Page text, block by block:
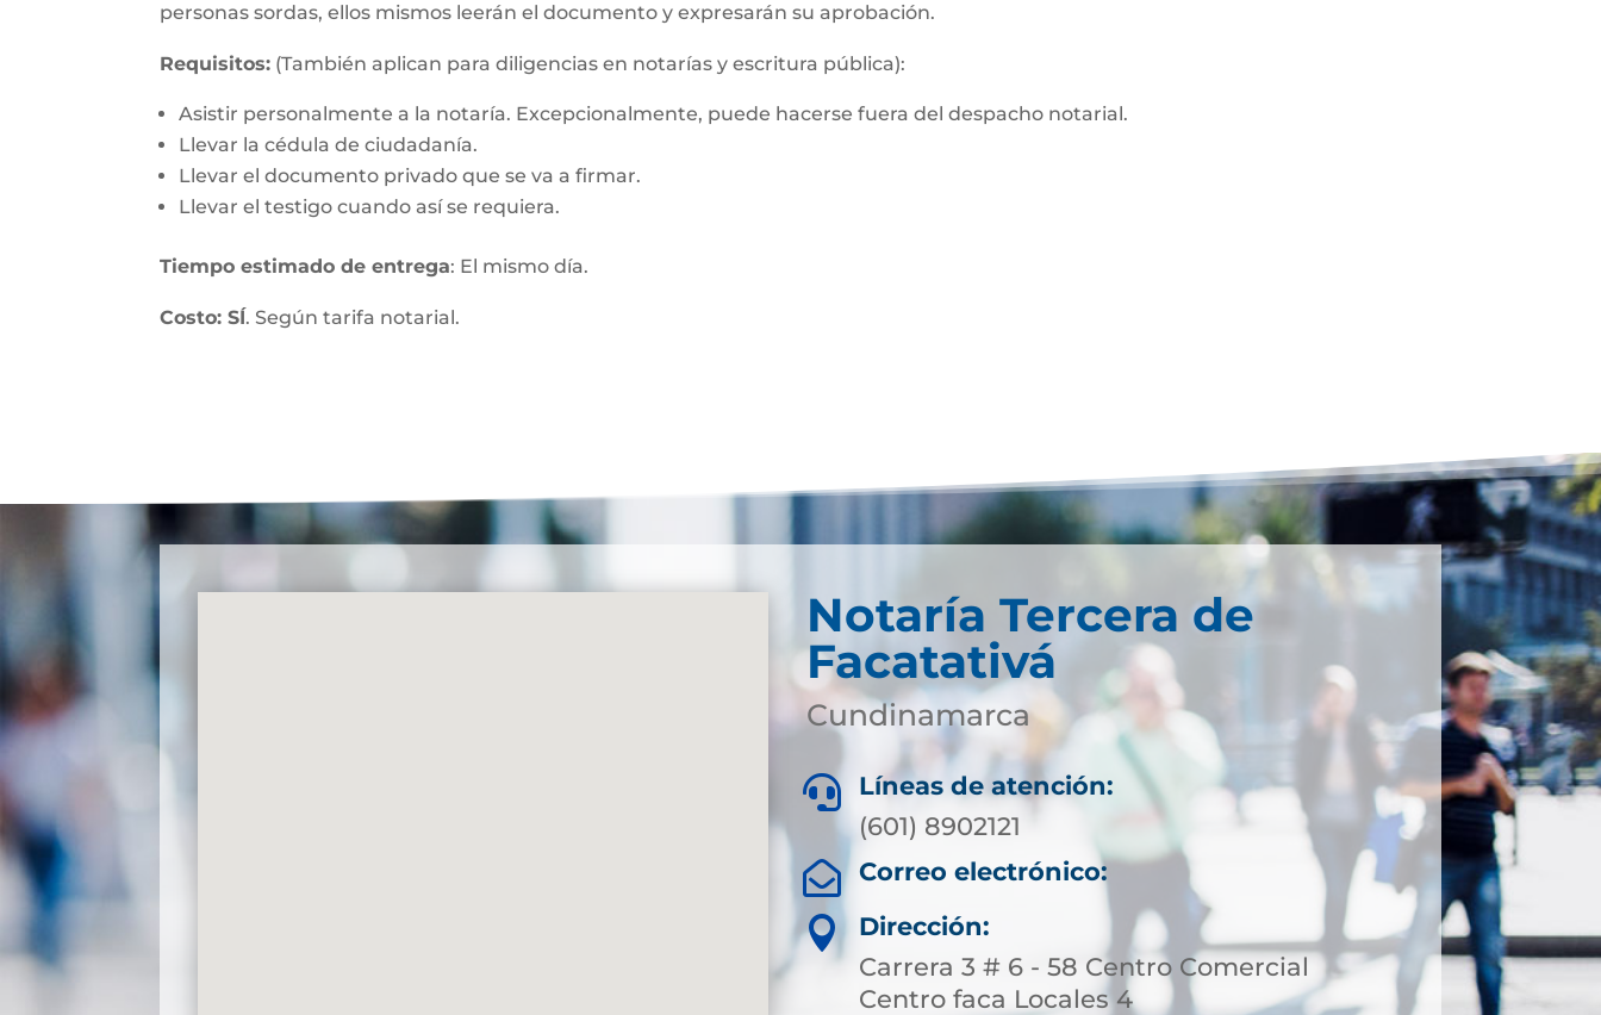
personas sordas, ellos mismos leerán el documento y expresarán su aprobación.
Requisitos: (También aplican para diligencias en notarías y escritura pública):
Asistir personalmente a la notaría. Excepcionalmente, puede hacerse fuera del despacho notarial.
Llevar la cédula de ciudadanía.
Llevar el documento privado que se va a firmar.
Llevar el testigo cuando así se requiera.
Tiempo estimado de entrega: El mismo día.
Costo: SÍ. Según tarifa notarial.
Notaría Tercera de
Facatativá
Cundinamarca

Líneas de atención:
(601) 8902121
 Correo electrónico:

Dirección:
Carrera 3 # 6 - 58 Centro Comercial
Centro faca Locales 4